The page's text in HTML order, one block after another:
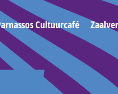
Cultuurcafé